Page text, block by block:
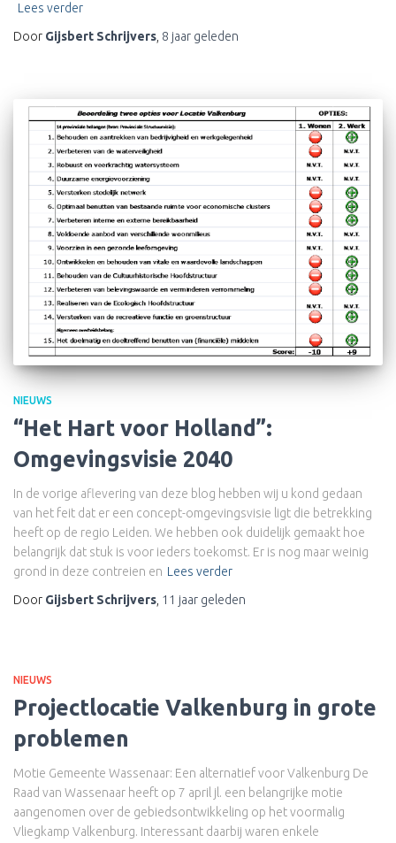
Lees verder
Door Gijsbert Schrijvers 8 jaar geleden
NIEUWS
“Het Hart voor Holland”:
Omgevingsvisie 2040
In de vorige aflevering van deze blog hebben wij u kond gedaan
van het feit dat er een concept-omgevingsvisie ligt die betrekking
heeft op de regio Leiden. We hebben ook duidelijk gemaakt hoe
belangrijk dat stuk is voor ieders toekomst. Er is nog maar weinig
grond in deze contreien en Lees verder
Door Gijsbert Schrijvers, 11 jaar geleden
NIEUWS
Projectlocatie Valkenburg in grote
problemen
Motie Gemeente Wassenaar: Een alternatief voor Valkenburg De
Raad van Wassenaar heeft op 7 april jl. een belangrijke motie
aangenomen over de gebiedsontwikkeling op het voormalig
Vliegkamp Valkenburg. Interessant daarbij waren enkele